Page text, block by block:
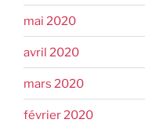
mai 2020
avril 2020
mars 2020
février 2020